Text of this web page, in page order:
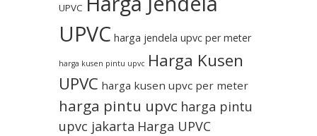
UPVC
UPVC harga jendela upvc per meter
harga kusen pintu upvc Harga Kusen
UPVC harga kusen upvc per meter
harga pintu upvc harga pintu
upvc jakarta Harga UPVC